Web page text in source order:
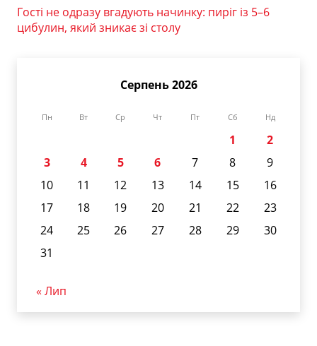
Гості не одразу вгадують начинку: пиріг із 5–6
цибулин, який зникає зі столу
Серпень 2026
Пн Вт Ср Чт Пт Сб Нд
1
2
3
4 5 6 7 8
9
10
11 12 13 14 15
16
17
18 19 20 21 22
23
24
25 26 27 28 29
30
31
« Лип